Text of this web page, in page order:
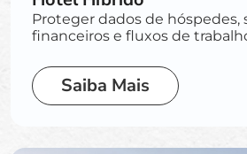
Proteger dados de hóspedes,
financeiros e fluxos de
Saiba Mais